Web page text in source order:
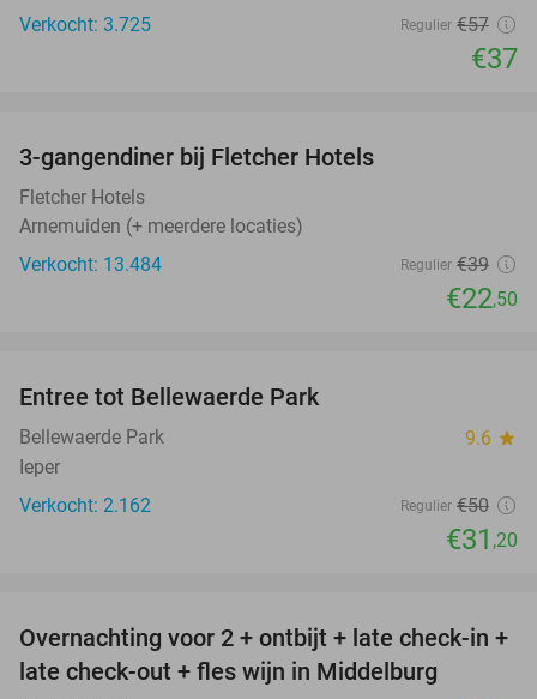
Verkocht: 3.725
Regulier €57
€37
3-gangendiner bij Fletcher Hotels
Fletcher Hotels
Arnemuiden (+ meerdere locaties)
Verkocht: 13.484
Regulier €39
€22,50
Entree tot Bellewaerde Park
Bellewaerde Park 9.6 star
Ieper
Verkocht: 2.162
Regulier €50
€31 ,20
52%
Overnachting voor 2 + ontbijt + late check-in +
late check-out + fles wijn in Middelburg